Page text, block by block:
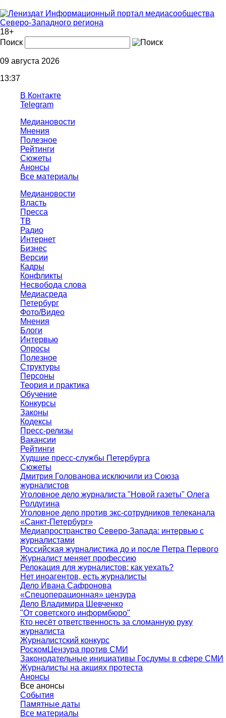
Информационный портал медиасообщества
Северо-Западного региона
18+
Поиск
09 августа 2026
13:37
В Контакте
Telegram
Медиановости
Мнения
Полезное
Рейтинги
Сюжеты
Анонсы
Все материалы
Медиановости
Власть
Пресса
ТВ
Радио
Интернет
Бизнес
Версии
Кадры
Конфликты
Несвобода слова
Медиасреда
Петербург
Фото/Видео
Мнения
Блоги
Интервью
Опросы
Полезное
Структуры
Персоны
Теория и практика
Обучение
Конкурсы
Законы
Кодексы
Пресс-релизы
Вакансии
Рейтинги
Худшие пресс-службы Петербурга
Сюжеты
Дмитрия Голованова исключили из Союза
журналистов
Уголовное дело журналиста "Новой газеты" Олега
Ролдугина
Уголовное дело против экс-сотрудников телеканала
«Санкт-Петербург»
Медиапространство Северо-Запада: интервью с
журналистами
Российская журналистика до и после Петра Первого
Журналист меняет профессию
Релокация для журналистов: как уехать?
Нет иноагентов, есть журналисты
Дело Ивана Сафронова
«Спецоперационная» цензура
Дело Владимира Шевченко
"От советского информбюро"
Кто несёт ответственность за сломанную руку
журналиста
Журналистский конкурс
РоскомЦензура против СМИ
Законодательные инициативы Госдумы в сфере СМИ
Журналисты на акциях протеста
Анонсы
Все анонсы
События
Памятные даты
Все материалы